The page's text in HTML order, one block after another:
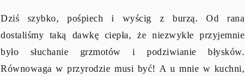
Dziś szybko, pośpiech i wyścig z burzą. Od rana
dostaliśmy taką dawkę ciepła, że niezwykle przyjemnie
było słuchanie grzmotów i podziwianie błysków.
Równowaga w przyrodzie musi być! A u mnie w kuchni,